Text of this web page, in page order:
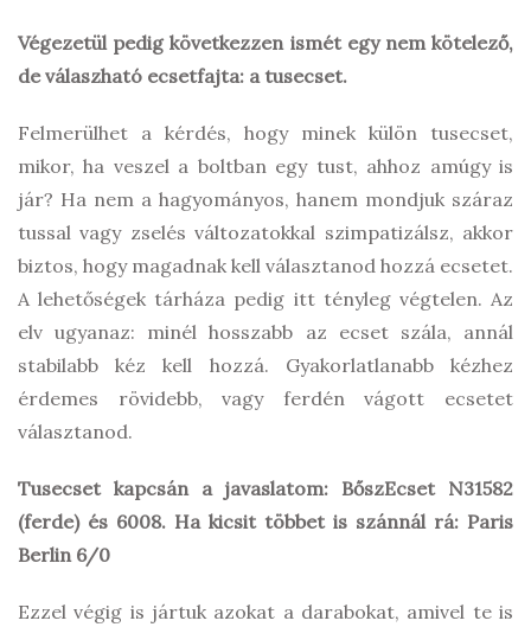
Végezetül pedig következzen ismét egy nem kötelező,
de válaszható ecsetfajta: a tusecset.
Felmerülhet a kérdés, hogy minek külön tusecset,
mikor, ha veszel a boltban egy tust, ahhoz amúgy is
jár? Ha nem a hagyományos, hanem mondjuk száraz
tussal vagy zselés változatokkal szimpatizálsz, akkor
biztos, hogy magadnak kell választanod hozzá ecsetet.
A lehetőségek tárháza pedig itt tényleg végtelen. Az
elv ugyanaz: minél hosszabb az ecset szála, annál
stabilabb kéz kell hozzá. Gyakorlatlanabb kézhez
érdemes rövidebb, vagy ferdén vágott ecsetet
választanod.
Tusecset kapcsán a javaslatom: BőszEcset N31582
(ferde) és 6008. Ha kicsit többet is szánnál rá: Paris
Berlin 6/0
Ezzel végig is jártuk azokat a darabokat, amivel te is